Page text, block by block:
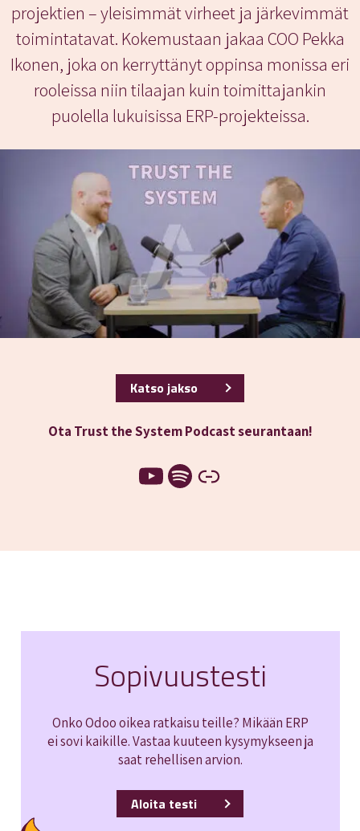
projektien – yleisimmät virheet ja järkevimmät
toimintatavat. Kokemustaan jakaa COO Pekka
Ikonen, joka on kerryttänyt oppinsa monissa eri
rooleissa niin tilaajan kuin toimittajankin
puolella lukuisissa ERP-projekteissa.
Katso jakso
Ota Trust the System Podcast seurantaan!
YouTube
Spotify
Linkki
Sopivuustesti
Onko Odoo oikea ratkaisu teille? Mikään ERP
ei sovi kaikille. Vastaa kuuteen kysymykseen ja
saat rehellisen arvion.
Aloita testi